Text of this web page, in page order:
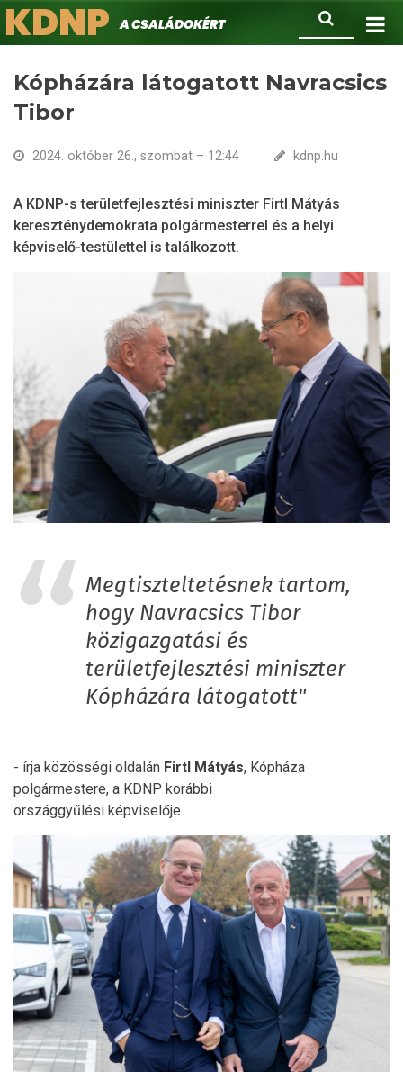
Ugrás
a
Keresés
KDNPA családokért.
Kópházára látogatott Navracsics
Tibor
2024. október 26., szombat – 12:44 kdnp.hu
A KDNP-s területfejlesztési miniszter Firtl Mátyás
kereszténydemokrata polgármesterrel és a helyi
képviselő-testülettel is találkozott.
Megtiszteltetésnek tartom,
hogy Navracsics Tibor
közigazgatási és
területfejlesztési miniszter
Kópházára látogatott"
- írja közösségi oldalán Firtl Mátyás, Kópháza
polgármestere, a KDNP korábbi
országgyűlési képviselője.